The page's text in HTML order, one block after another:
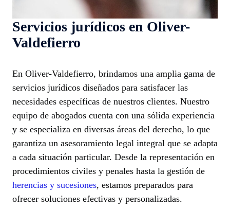
Servicios jurídicos en Oliver-
Valdefierro
En Oliver-Valdefierro, brindamos una amplia gama de
servicios jurídicos diseñados para satisfacer las
necesidades específicas de nuestros clientes. Nuestro
equipo de abogados cuenta con una sólida experiencia
y se especializa en diversas áreas del derecho, lo que
garantiza un asesoramiento legal integral que se adapta
a cada situación particular. Desde la representación en
procedimientos civiles y penales hasta la gestión de
herencias y sucesiones, estamos preparados para
ofrecer soluciones efectivas y personalizadas.